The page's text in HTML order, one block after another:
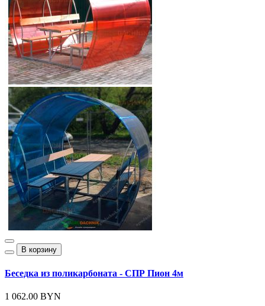
В корзину
Беседка из поликарбоната - СПР Пион 4м
1 062.00 BYN